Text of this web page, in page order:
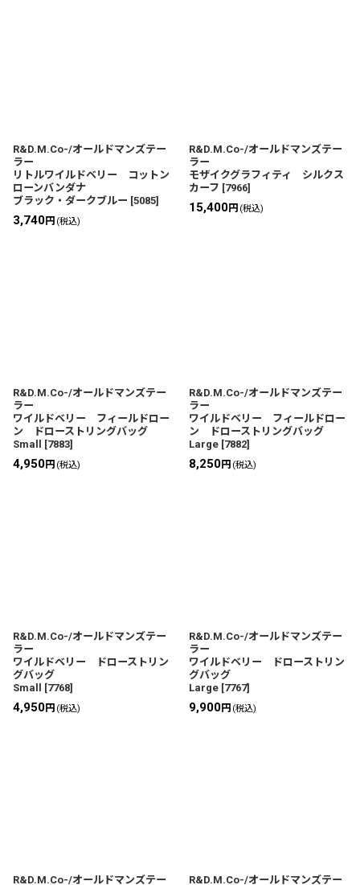
R&D.M.Co-/オールドマンズテー
ラー
リトルワイルドベリー コットン
ローンバンダナ
ブラック・ダークブルー [5085]
3,740円 (税込)
R&D.M.Co-/オールドマンズテー
ラー
モザイクグラフィティ シルクス
カーフ [7966]
15,400円 (税込)
R&D.M.Co-/オールドマンズテー
ラー
ワイルドベリー フィールドロー
ン ドローストリングバッグ
Small
[7883]
4,950円 (税込)
R&D.M.Co-/オールドマンズテー
ラー
ワイルドベリー フィールドロー
ン ドローストリングバッグ
Large [7882]
8,250円 (税込)
R&D.M.Co-/オールドマンズテー
ラー
ワイルドベリー ドローストリン
グバッグ
Small
[7768]
4,950円 (税込)
R&D.M.Co-/オールドマンズテー
ラー
ワイルドベリー ドローストリン
グバッグ
Large [7767]
9,900円 (税込)
R&D.M.Co-/オールドマンズテー
R&D.M.Co-/オールドマンズテー